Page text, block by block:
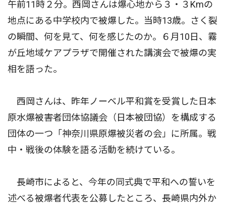
午前11時２分。西岡さんは爆心地から３・３Kmの
地点にある中学校内で被爆した。当時13歳。さく裂
の瞬間、何を見て、何を感じたのか。６月10日、霧
が丘地域ケアプラザで開催された講演会で被爆の実
相を語った。
西岡さんは、昨年ノーベル平和賞を受賞した日本
原水爆被害者団体協議会（日本被団協）を構成する
団体の一つ「神奈川県原爆被災者の会」に所属。戦
中・戦後の体験を語る活動を続けている。
長崎市によると、今年の同式典で平和への誓いを
述べる被爆者代表を公募したところ、長崎県内外か